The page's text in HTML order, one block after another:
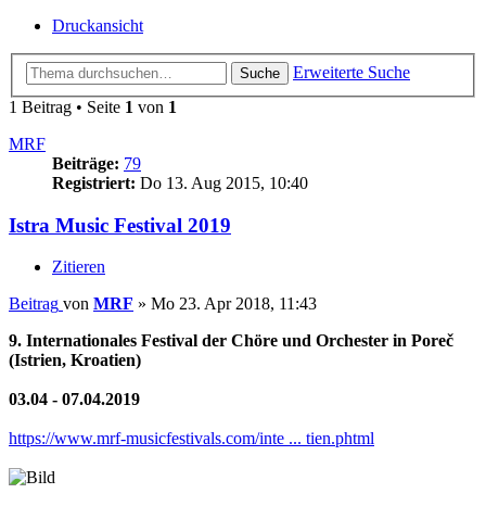
Druckansicht
Suche
Erweiterte Suche
1 Beitrag • Seite 1 von 1
MRF
Beiträge: 79
Registriert: Do 13. Aug 2015, 10:40
Istra Music Festival 2019
Zitieren
Beitrag von MRF » Mo 23. Apr 2018, 11:43
9. Internationales Festival der Chöre und Orchester in Poreč
(Istrien, Kroatien)
03.04 - 07.04.2019
https://www.mrf-musicfestivals.com/inte ... tien.phtml